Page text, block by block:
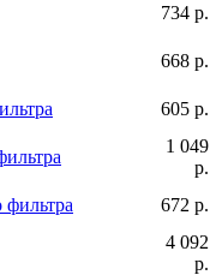
734 р.
668 р.
605 р.
1 049
р.
фильтра 672 р.
4 092
р.